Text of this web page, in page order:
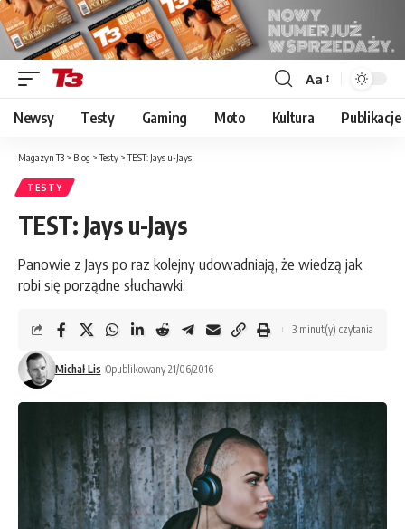
Font
Resizer
Aa
Newsy Testy Gaming Moto Kultura Publikacje
Magazyn T3 > Blog >Testy >TEST: Jays u-Jays
TESTY
TEST: Jays u-Jays
Panowie z Jays po raz kolejny udowadniają, że wiedzą jak
robi się porządne słuchawki.
Michał Lis Opublikowany 21/06/2016
3 minut(y) czytania